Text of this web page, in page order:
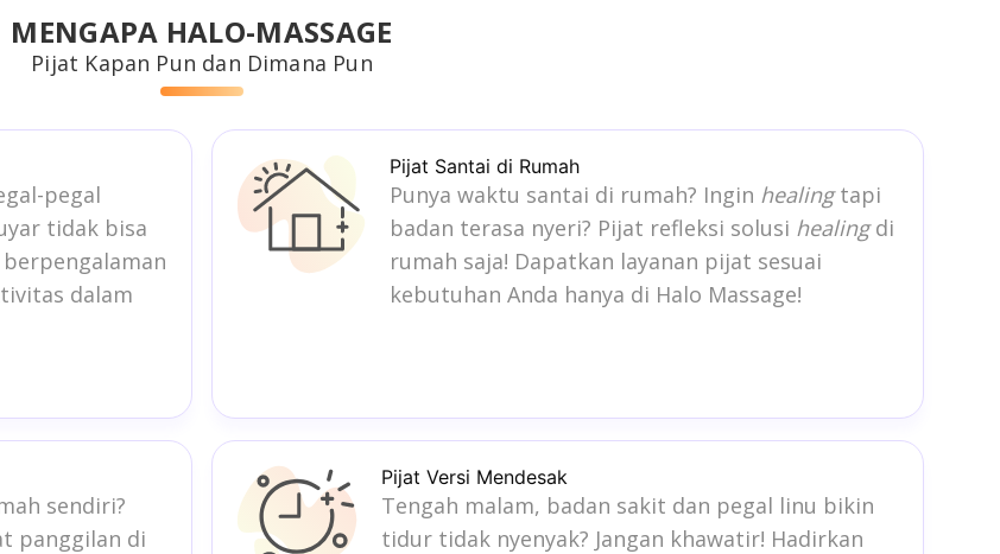
MENGAPA HALO-MASSAGE
Pijat Kapan Pun dan Dimana Pun
pegal
tidak bisa
dalam
Pijat Santai di Rumah
Punya waktu santai di rumah? Ingin healingtapi
badan terasa nyeri? Pijat refleksi solusi healingdi
rumah saja! Dapatkan layanan pijat sesuai
kebutuhan Anda hanya di Halo Massage!
sendiri?
panggilan di
Pijat Versi Mendesak
Tengah malam, badan sakit dan pegal linu bikin
tidur tidak nyenyak? Jangan khawatir! Hadirkan